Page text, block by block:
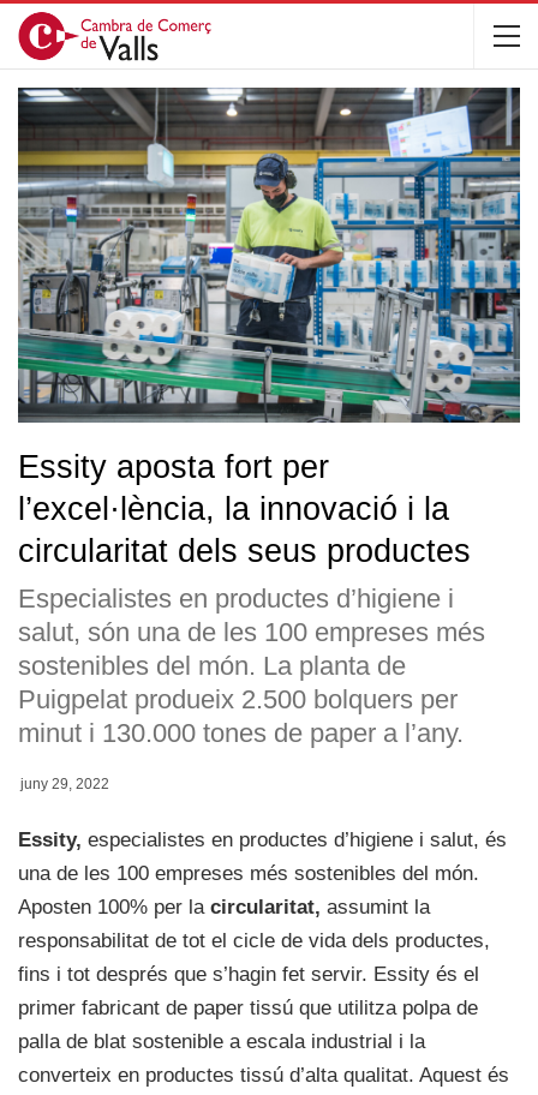
Essity aposta fort per
l’excel·lència, la innovació i la
circularitat dels seus productes
Especialistes en productes d’higiene i
salut, són una de les 100 empreses més
sostenibles del món. La planta de
Puigpelat produeix 2.500 bolquers per
minut i 130.000 tones de paper a l’any.
juny 29, 2022
Essity, especialistes en productes d’higiene i salut, és
una de les 100 empreses més sostenibles del món.
Aposten 100% per la circularitat, assumint la
responsabilitat de tot el cicle de vida dels productes,
fins i tot després que s’hagin fet servir. Essity és el
primer fabricant de paper tissú que utilitza polpa de
palla de blat sostenible a escala industrial i la
converteix en productes tissú d’alta qualitat. Aquest és